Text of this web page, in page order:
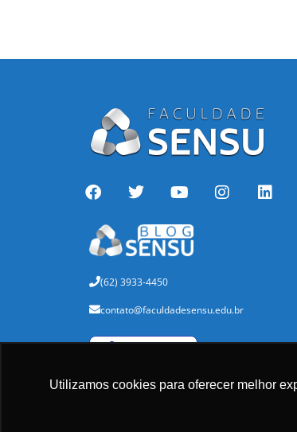
Utilizamos cookies para oferecer melhor
(62) 3933-4450
contato@faculdadesensu.edu.br